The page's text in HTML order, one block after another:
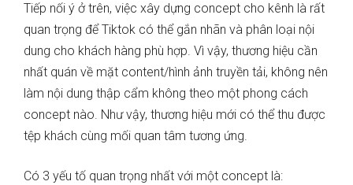
Tiếp nối ý ở trên, việc xây dựng concept cho kênh là rất
quan trọng để Tiktok có thể gắn nhãn và phân loại nội
dung cho khách hàng phù hợp. Vì vậy, thương hiệu cần
nhất quán về mặt content/hình ảnh truyền tải, không nên
làm nội dung thập cẩm không theo một phong cách
concept nào. Như vậy, thương hiệu mới có thể thu được
tệp khách cùng mối quan tâm tương ứng.
Có 3 yếu tố quan trọng nhất với một concept là: